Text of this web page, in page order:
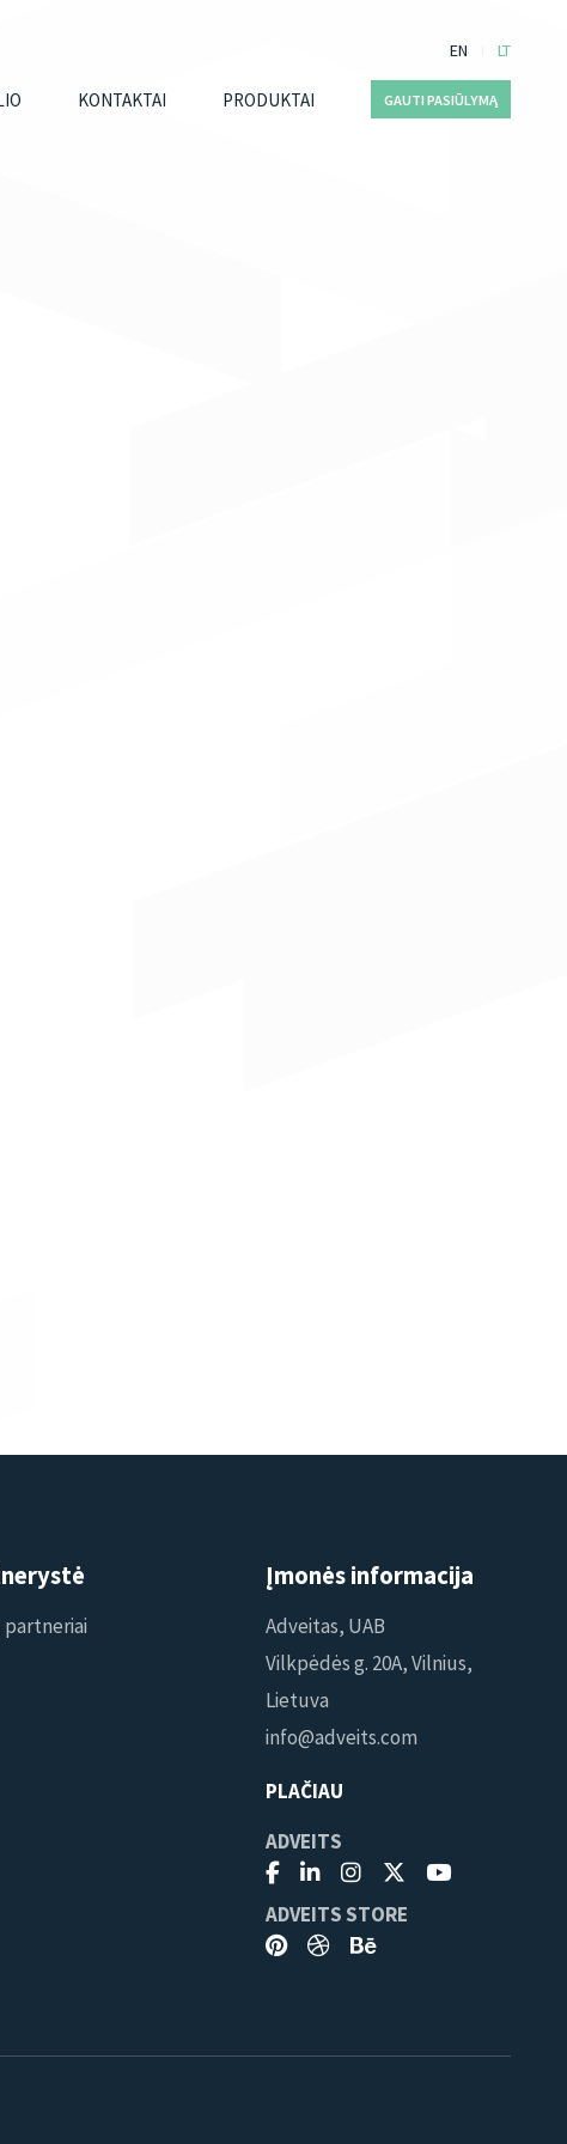
EN LT
KONTAKTAI PRODUKTAI GAUTI PASIŪLYMĄ
partneriai
Įmonės informacija
Adveitas, UAB
Vilkpėdės g. 20A, Vilnius,
Lietuva
info@adveits.com
PLAČIAU
ADVEITS
ADVEITS STORE